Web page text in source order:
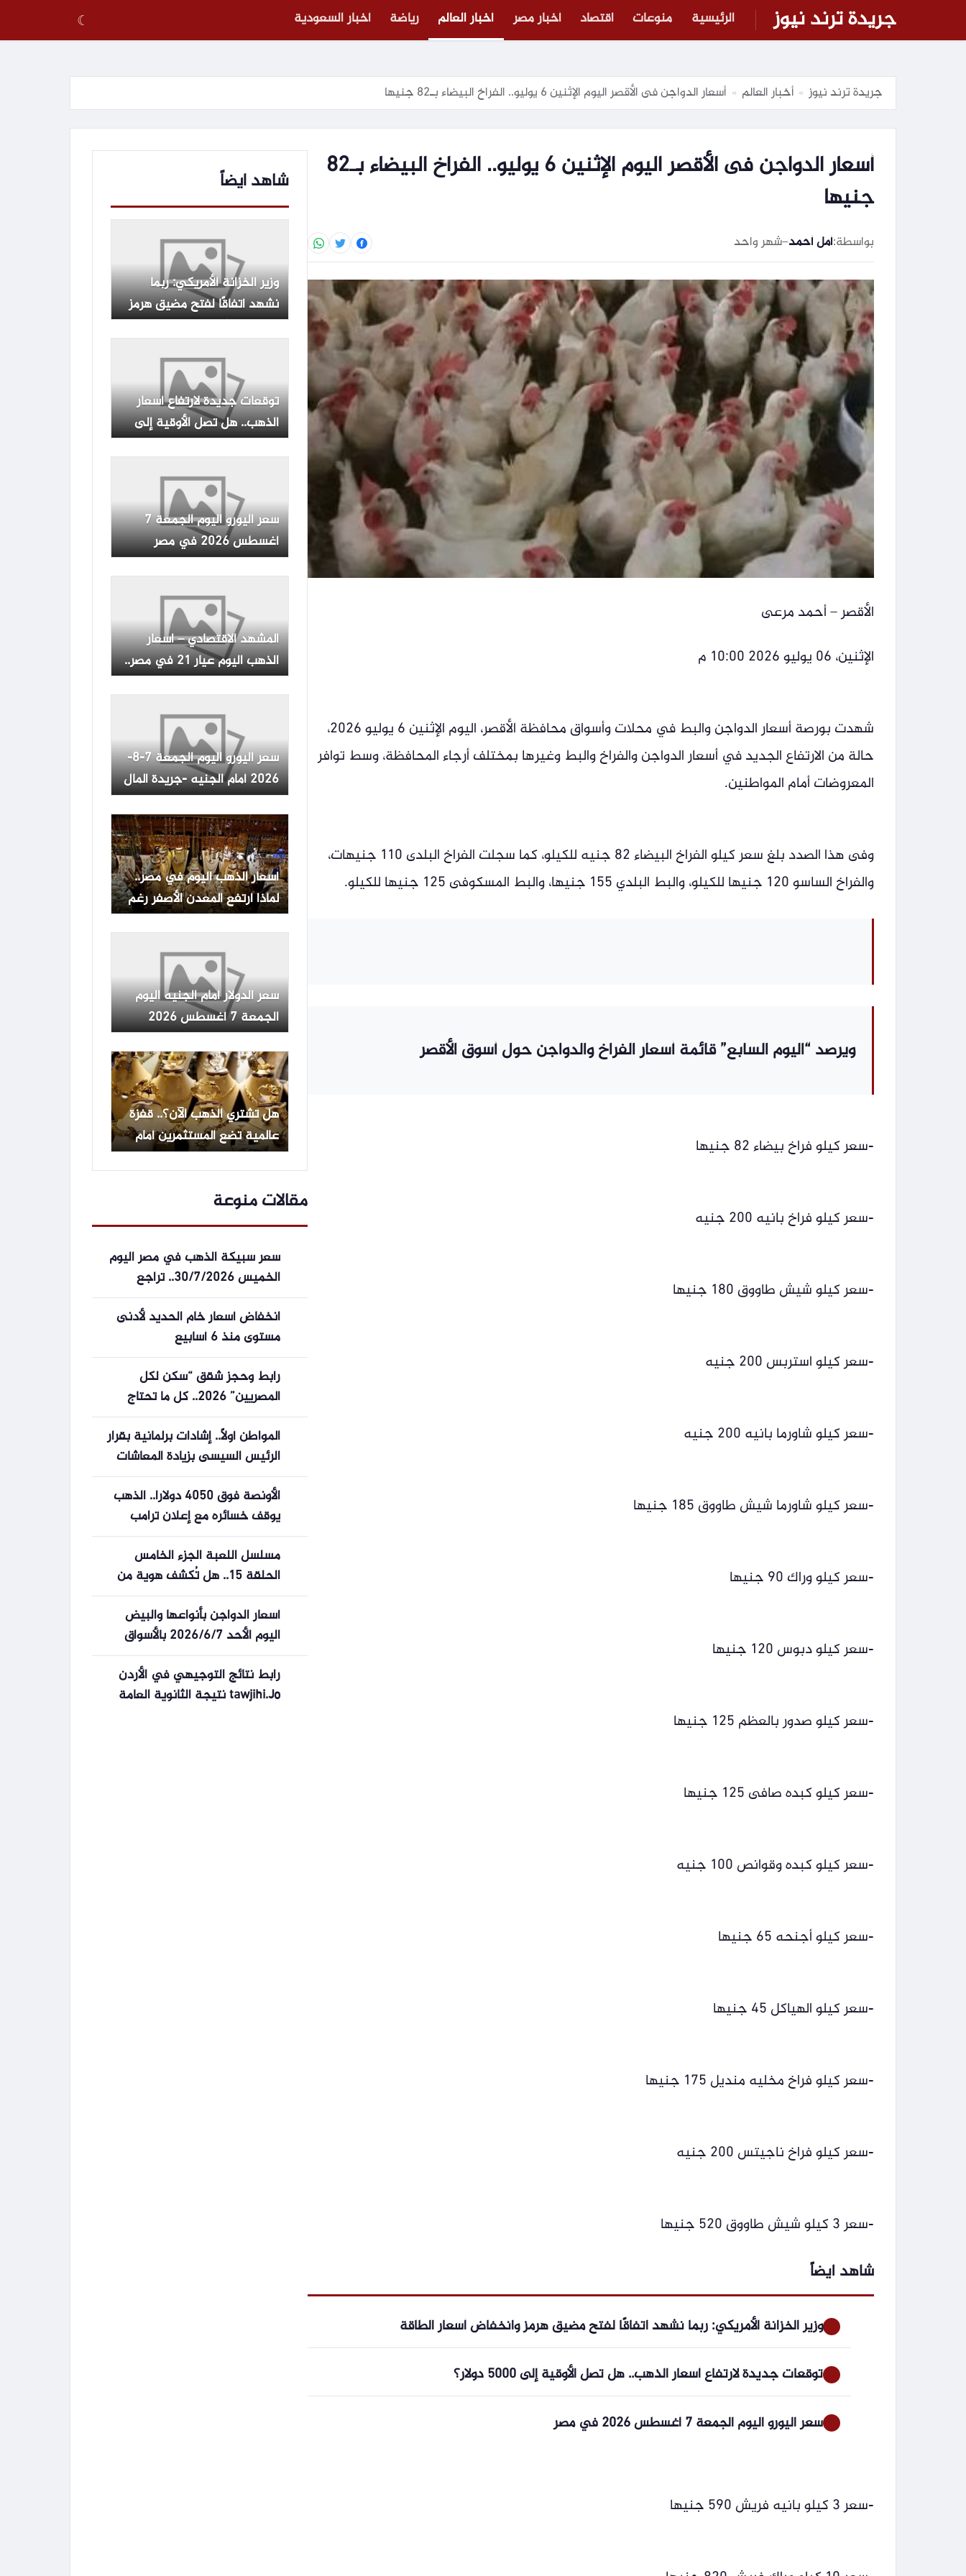
جريدة ترند نيوز الرئيسية منوعات اقتصاد أخبار مصر أخبار العالم رياضة أخبار السعودية ☾
جريدة ترند نيوز » أخبار العالم » أسعار الدواجن فى الأقصر اليوم الإثنين 6 يوليو.. الفراخ البيضاء بـ82 جنيها
أسعار الدواجن فى الأقصر اليوم الإثنين 6 يوليو.. الفراخ البيضاء بـ82
جنيها
بواسطة:أمل أحمد–شهر واحد
الأقصر – أحمد مرعى
الإثنين، 06 يوليو 2026 10:00 م
شهدت بورصة أسعار الدواجن والبط في محلات وأسواق محافظة الأقصر، اليوم الإثنين 6 يوليو 2026،
حالة من الارتفاع الجديد في أسعار الدواجن والفراخ والبط وغيرها بمختلف أرجاء المحافظة، وسط توافر
المعروضات أمام المواطنين.
وفى هذا الصدد بلغ سعر كيلو الفراخ البيضاء 82 جنيه للكيلو، كما سجلت الفراخ البلدى 110 جنيهات،
والفراخ الساسو 120 جنيها للكيلو، والبط البلدي 155 جنيها، والبط المسكوفى 125 جنيها للكيلو.
ويرصد “اليوم السابع” قائمة أسعار الفراخ والدواجن حول أسوق الأقصر
-سعر كيلو فراخ بيضاء 82 جنيها
-سعر كيلو فراخ بانيه 200 جنيه
-سعر كيلو شيش طاووق 180 جنيها
-سعر كيلو استربس 200 جنيه
-سعر كيلو شاورما بانيه 200 جنيه
-سعر كيلو شاورما شيش طاووق 185 جنيها
-سعر كيلو وراك 90 جنيها
-سعر كيلو دبوس 120 جنيها
-سعر كيلو صدور بالعظم 125 جنيها
-سعر كيلو كبده صافى 125 جنيها
-سعر كيلو كبده وقوانص 100 جنيه
-سعر كيلو أجنحه 65 جنيها
-سعر كيلو الهياكل 45 جنيها
-سعر كيلو فراخ مخليه منديل 175 جنيها
-سعر كيلو فراخ ناجيتس 200 جنيه
-سعر 3 كيلو شيش طاووق 520 جنيها
شاهد ايضاً
وزير الخزانة الأمريكي: ربما نشهد اتفاقًا لفتح مضيق هرمز وانخفاض أسعار الطاقة
توقعات جديدة لارتفاع أسعار الذهب.. هل تصل الأوقية إلى 5000 دولار؟
سعر اليورو اليوم الجمعة 7 أغسطس 2026 في مصر
-سعر 3 كيلو بانيه فريش 590 جنيها
شاهد ايضاً
وزير الخزانة الأمريكي: ربما
نشهد اتفاقًا لفتح مضيق هرمز
وانخفاض أسعار الطاقة
توقعات جديدة لارتفاع أسعار
الذهب.. هل تصل الأوقية إلى
5000 دولار؟
سعر اليورو اليوم الجمعة 7
أغسطس 2026 في مصر
المشهد الاقتصادي – اسعار
الذهب اليوم عيار 21 في مصر..
قفزة جديده
سعر اليورو اليوم الجمعة 7-8-
2026 أمام الجنيه -جريدة المال
أسعار الذهب اليوم في مصر..
لماذا ارتفع المعدن الأصفر رغم
تراجع الدولار؟
سعر الدولار أمام الجنيه اليوم
الجمعة 7 أغسطس 2026
هل تشتري الذهب الآن؟.. قفزة
عالمية تضع المستثمرين أمام
قرار صعب
مقالات منوعة
سعر سبيكة الذهب في مصر اليوم
الخميس 30/7/2026.. تراجع
محدود بنهاية التعاملات
انخفاض أسعار خام الحديد لأدنى
مستوى منذ 6 أسابيع
رابط وحجز شقق “سكن لكل
المصريين” 2026.. كل ما تحتاج
معرفته لتسجيل طلبك
المواطن أولًا.. إشادات برلمانية بقرار
الرئيس السيسى بزيادة المعاشات
15% اعتبارًا من يوليو.. ويؤكدون:
خطوة لدعم القوة الشرائية لكبار
السن وتعزيز الحماية الاجتماعية
ومواجهة الضغوط الاقتصادية
الأونصة فوق 4050 دولارا.. الذهب
يوقف خسائره مع إعلان ترامب
استئناف المحاثات مع إيران
مسلسل اللعبة الجزء الخامس
الحلقة 15.. هل تُكشف هوية من
يدير اللعبة؟
أسعار الدواجن بأنواعها والبيض
اليوم الأحد 2026/6/7 بالأسواق
رابط نتائج التوجيهي في الأردن
tawjihi.Jo نتيجة الثانوية العامة